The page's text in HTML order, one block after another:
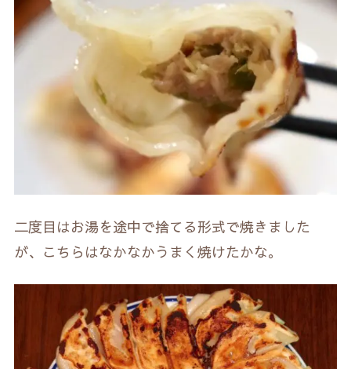
二度目はお湯を途中で捨てる形式で焼きました
が、こちらはなかなかうまく焼けたかな。